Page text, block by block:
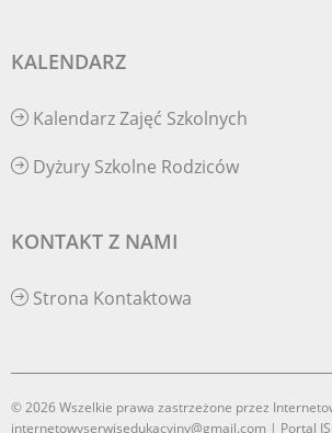
KALENDARZ
Kalendarz Zajęć Szkolnych
Dyżury Szkolne Rodziców
KONTAKT Z NAMI
Strona Kontaktowa
© 2026 Wszelkie prawa zastrzeżone przez
internetowyserwisedukacyjny@gmail.com | Portal